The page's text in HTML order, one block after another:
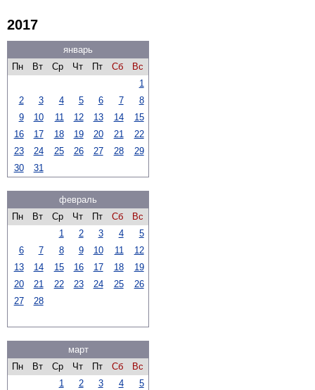
2017
январь
Пн
Вт Ср Чт Пт Сб
Вс
1
2
3 4 5 6 7
8
9
10 11 12 13 14
15
16
17 18 19 20 21
22
23
24 25 26 27 28
29
30
31
февраль
Пн
Вт Ср Чт Пт Сб
Вс
1
2 3 4
5
6
7 8 9 10 11
12
13
14 15 16 17 18
19
20
21 22 23 24 25
26
27
28
март
Пн
Вт Ср Чт Пт Сб
Вс
1
2 3 4
5